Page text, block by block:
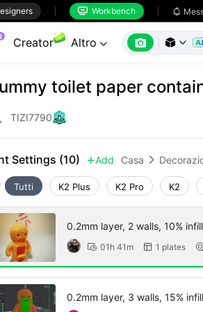
 Workbench 
Creator Altro    
toilet paper
TIZI7790
Settings (10) Add Casa 
Tutti K2 Plus K2 Pro K2
0.2mm layer, 2 walls, 10% infill
 01h 41m  1 plates
0.2mm layer, 3 walls, 15% infill